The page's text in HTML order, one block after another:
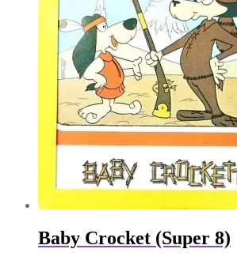
Baby Crocket (Super 8)